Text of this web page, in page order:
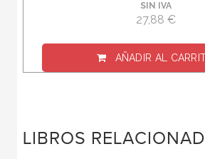
SIN IVA
27,88 €
AÑADIR AL
LIBROS